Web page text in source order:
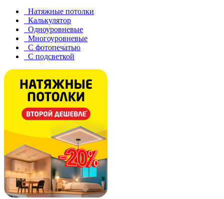
Натяжные потолки
Калькулятор
Одноуровневые
Многоуровневые
С фотопечатью
С подсветкой